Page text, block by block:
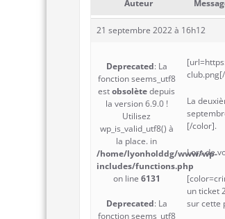
Auteur
21 septembre 2022 à 16h12
Deprecated: La
fonction seems_utf8
estobsolètedepuis
la version 6.9.0 !
Utilisez
wp_is_valid_utf8() à
la place. in
/home/lyonholddg/www/wp-
includes/functions.php
on line 6131
Deprecated: La
fonction seems_utf8
La
[/color].
Lors de
un ticket
sur cette